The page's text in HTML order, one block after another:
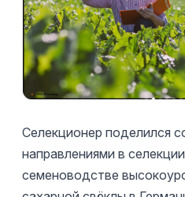
Селекционер поделился
направлениями в
семеноводстве